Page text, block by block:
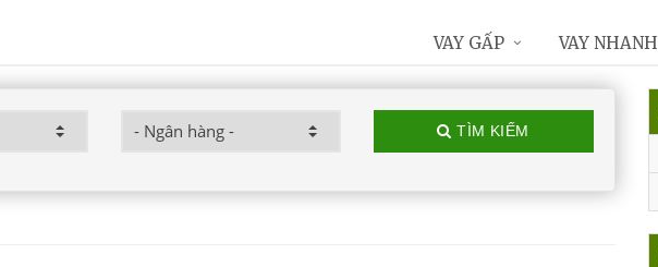
TÌM KIẾM
VAY GẤP VAY NHANH